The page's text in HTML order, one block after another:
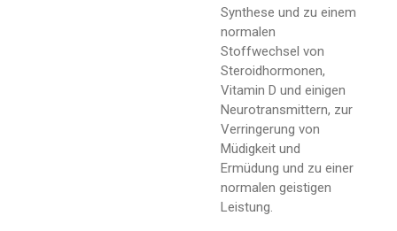
Synthese und zu einem
normalen
Stoffwechsel von
Steroidhormonen,
Vitamin D und einigen
Neurotransmittern, zur
Verringerung von
Müdigkeit und
Ermüdung und zu einer
normalen geistigen
Leistung.